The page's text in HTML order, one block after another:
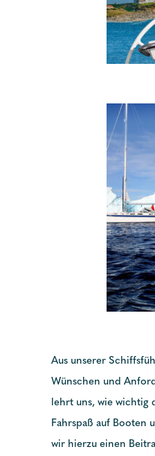
Aus unserer
Wünschen und
lehrt uns, wie wichtig
Fahrspaß auf Booten
wir hierzu einen